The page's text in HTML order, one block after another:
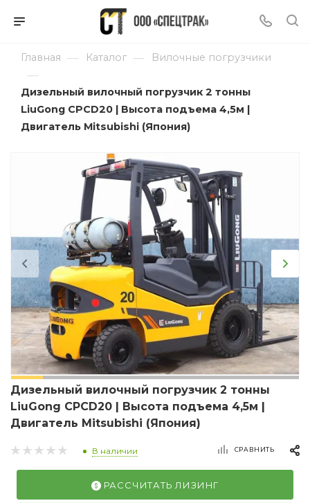
Главная — Каталог — Вилочные погрузчики
—
Дизельный вилочный погрузчик 2 тонны
LiuGong CPCD20 | Высота подъема 4,5м |
Двигатель Mitsubishi (Япония)
Дизельный вилочный погрузчик 2 тонны
LiuGong CPCD20 | Высота подъема 4,5м |
Двигатель Mitsubishi (Япония)
В наличии СРАВНИТЬ
РАССЧИТАТЬ ЛИЗИНГ